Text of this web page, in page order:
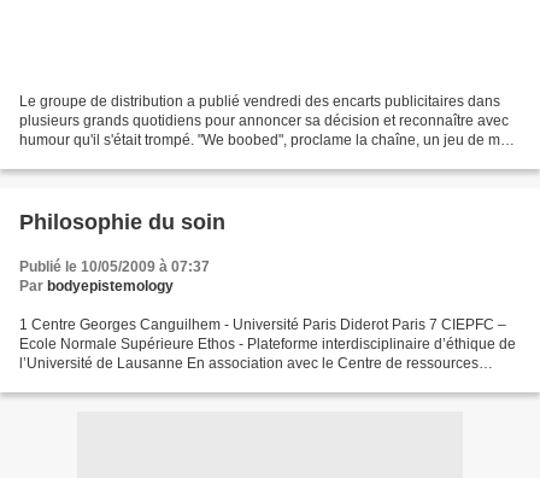
Le groupe de distribution a publié vendredi des encarts publicitaires dans
plusieurs grands quotidiens pour annoncer sa décision et reconnaître avec
humour qu'il s'était trompé. "We boobed", proclame la chaîne, un jeu de mots
Philosophie du soin
Publié le 10/05/2009 à 07:37
Par bodyepistemology
1 Centre Georges Canguilhem - Université Paris Diderot Paris 7 CIEPFC –
Ecole Normale Supérieure Ethos - Plateforme interdisciplinaire d’éthique de
l’Université de Lausanne En association avec le Centre de ressources